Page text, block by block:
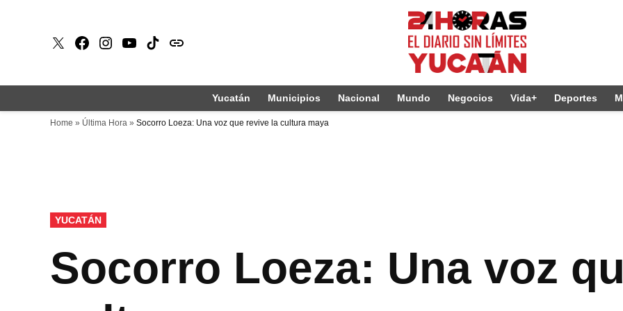
X Faceboook
Instagram
Youtube
Tiktokissuu
Yucatán Municipios Nacional Mundo Negocios Vida+ Deportes
Home » Última Hora » Socorro Loeza: Una voz que revive la cultura maya
PUBLICADO
EN
YUCATÁN
Socorro Loeza: Una voz